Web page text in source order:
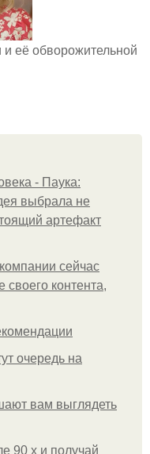
её обворожительной
- Паука:
выбрала не
артефакт
сейчас
своего контента,
очередь на
вам выглядеть
90 х и получай